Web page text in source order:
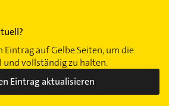
auf Gelbe Seiten, um die
vollständig zu halten.
Eintrag aktualisieren